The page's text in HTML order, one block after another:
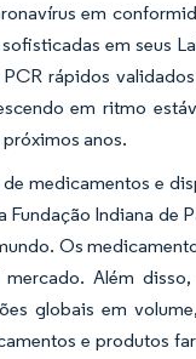
em
em seus
rápidos
em ritmo
anos.
medicamentos e
Indiana de
Os
Além
globais em
e produtos